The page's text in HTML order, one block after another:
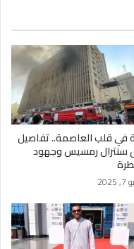
في قلب العاصمة.. تفاصيل
سنترال رمسيس وجهود